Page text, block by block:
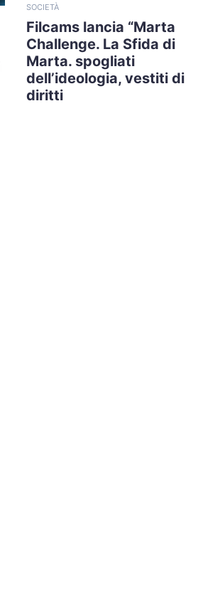
SOCIETÀ
Filcams lancia “Marta
Challenge. La Sfida di
Marta. spogliati
dell’ideologia, vestiti di
diritti